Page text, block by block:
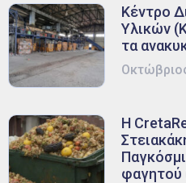
Κέντρο
Υλικών
τα
Η
φαγητού